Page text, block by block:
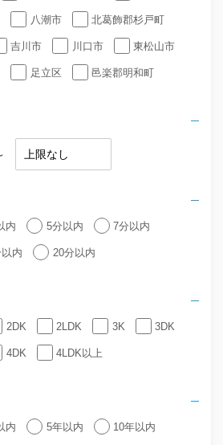
八潮市 北葛飾郡杉戸町
吉川市 川口市 東松山市
足立区 邑楽郡明和町
内 5分以内 7分以内
内 20分以内
2DK 2LDK 3K 3DK
4DK 4LDK以上
内 5年以内 10年以内